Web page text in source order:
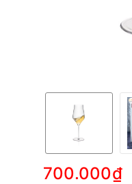
700.000₫